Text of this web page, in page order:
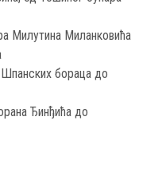
Милутина Миланковића
бораца до
Ђинђића до